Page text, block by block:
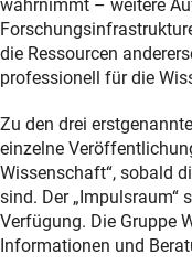
wahrnimmt – weitere
die Ressourcen
professionell für die
Zu den drei
einzelne
Wissenschaft“, sobald
sind. Der „Impulsraum“
Verfügung. Die Gruppe
Informationen und